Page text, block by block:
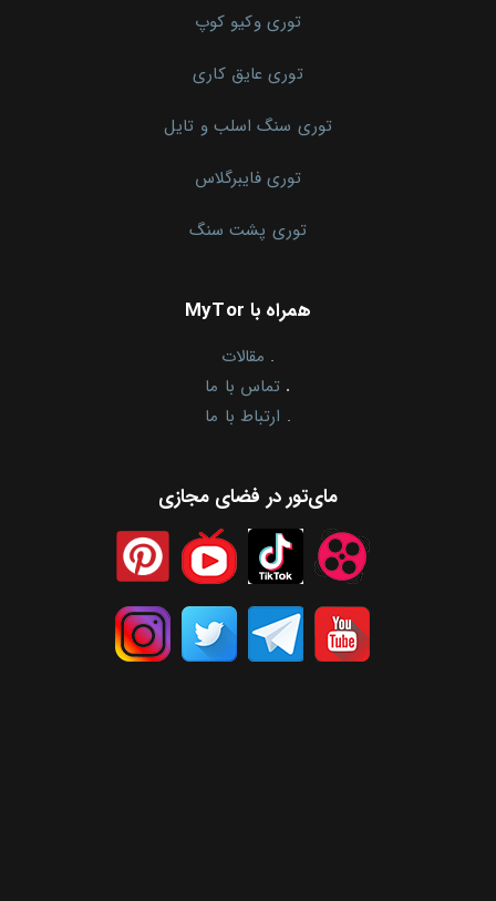
توری وکیو کوپ
توری عایق کاری
توری سنگ اسلب و تایل
توری فایبرگلاس
توری پشت سنگ
همراه با MyTor
. مقالات
. تماس با ما
. ارتباط با ما
مای‌تور در فضای مجازی